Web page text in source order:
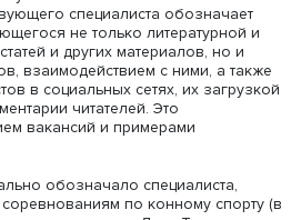
исследователями НИУ
в частности:
марафонщик, семинарист,
стилист, тестировщик, тренер.
Белый в одном из
Ницше «прекрасным
в сфере моды.